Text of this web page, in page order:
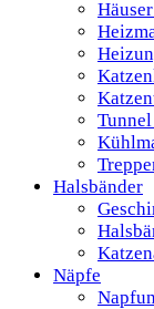
Halsbänder
Näpfe